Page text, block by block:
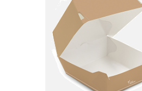
Cartoncino in
Misura: cm